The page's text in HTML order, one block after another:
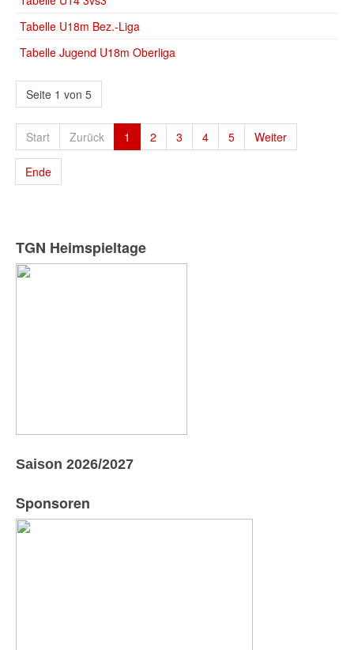
Tabelle U18m Bez.-Liga
Tabelle Jugend U18m Oberliga
Seite 1 von 5
Start Zurück 1 2 3 4 5 Weiter
Ende
TGN Heimspieltage
Saison 2026/2027
Sponsoren